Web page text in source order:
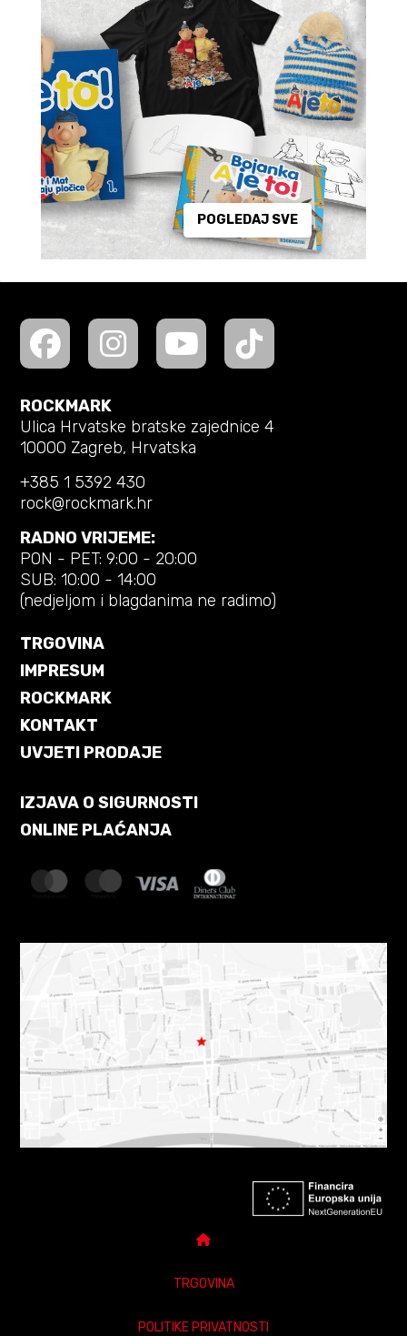
POGLEDAJ SVE
ROCKMARK
Ulica Hrvatske bratske zajednice 4
10000 Zagreb, Hrvatska
+385 1 5392 430
rock@rockmark.hr
RADNO VRIJEME:
PON - PET: 9:00 - 20:00
SUB: 10:00 - 14:00
(nedjeljom i blagdanima ne radimo)
TRGOVINA
IMPRESUM
ROCKMARK
KONTAKT
UVJETI PRODAJE
IZJAVA O SIGURNOSTI
ONLINE PLAĆANJA
TRGOVINA
POLITIKE PRIVATNOSTI